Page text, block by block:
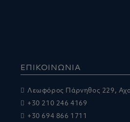
ΕΠΙΚΟΙΝΩΝΙΑ
Λεωφόρος Πάρνηθος 229,
+30 210 246 4169
+30 694 866 1711